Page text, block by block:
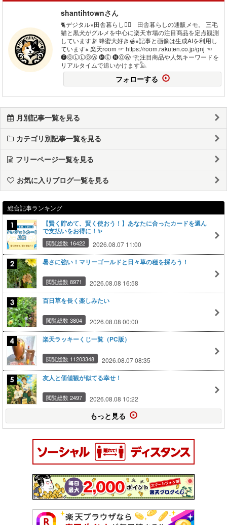
shantihtownさん
🐈デジタル×田舎暮らし🐕‍🦺 田舎暮らしの通販メモ。 三毛
猫と黒犬がグルメを中心に楽天市場の注目商品を定点観測
しています🔭 蜂蜜大好き🍯※記事と画像は生成AIを利用し
ています※ 楽天room ☞ https://room.rakuten.co.jp/gnj ☜
🅕ⓄⓁⓁⓄⓌ 🅜Ⓔ 🅝ⓄⓌ 𓂀注目商品や人気キーワードを
リアルタイムで追いかけます𓅓
フォローする
月別記事一覧を見る
カテゴリ別記事一覧を見る
フリーページ一覧を見る
お気に入りブログ一覧を見る
総合記事ランキング
【賢く貯めて、賢く使おう！】あなたに合ったカードを選ん
で支払いをお得に！✨
閲覧総数 16422 2026.08.07 11:00
暑さに強い！マリーゴールドと日々草の種を採ろう！
閲覧総数 8971 2026.08.08 16:58
百日草を長く楽しみたい
閲覧総数 3804 2026.08.08 00:00
楽天ラッキーくじ一覧（PC版）
閲覧総数 11203348 2026.08.07 08:35
友人と価値観が似てる幸せ！
閲覧総数 2497 2026.08.08 10:22
もっと見る